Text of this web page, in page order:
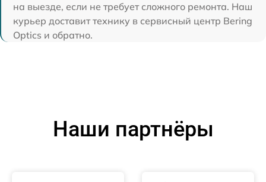
на выезде, если не требует сложного ремонта. Наш
курьер доставит технику в сервисный центр Bering
Optics и обратно.
Наши партнёры